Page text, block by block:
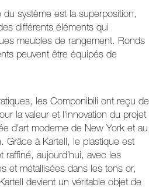
du système est la superposition,
différents éléments qui
meubles de rangement. Ronds
peuvent être équipés de
les Componibili ont reçu de
la valeur et l'innovation du projet
d'art moderne de New York et au
Grâce à Kartell, le plastique est
aujourd’hui, avec les
et métallisées dans les tons or,
devient un véritable objet de